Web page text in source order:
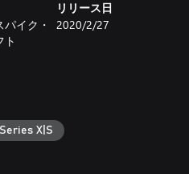
ーに！】
身がカスタマイズしたアバタ
ヒーローとなり、ミッション
なミッションをこなし、評価
のプレイヤーとの交流も可
イク・
ト
リリース日
2020/2/27
X|S